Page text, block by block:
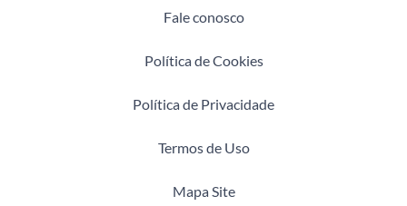
Fale conosco
Política de Cookies
Política de Privacidade
Termos de Uso
Mapa Site